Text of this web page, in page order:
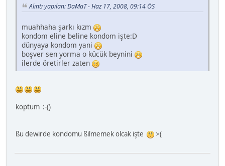
Alıntı yapılan: DaMaT - Haz 17, 2008, 09:14 ÖS
muahhaha şarkı kızm
kondom eline beline kondom işte:D
dünyaya kondom yani
boşver sen yorma o kücük beynini
ilerde öretirler zaten
koptum :-()
ßu dewirde kondomu ßilmemek olcak işte >(